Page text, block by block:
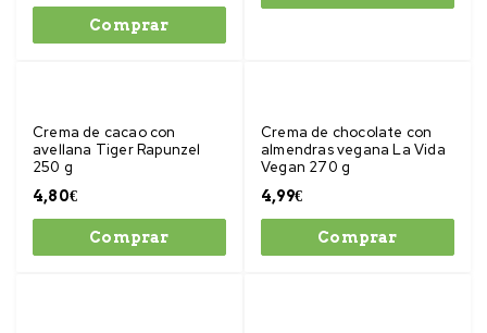
Comprar
Crema de cacao con
avellana Tiger Rapunzel
250 g
4,80€
Comprar
Crema de chocolate con
almendras vegana La Vida
Vegan 270 g
4,99€
Comprar